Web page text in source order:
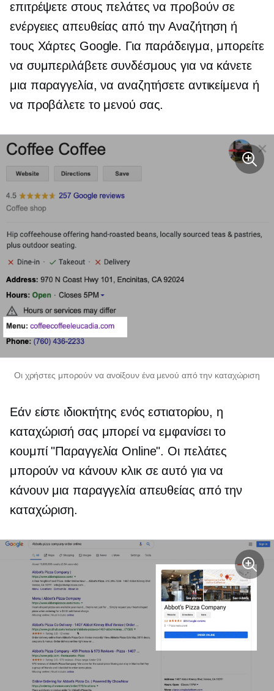
επιτρέψετε στους πελάτες να προβούν σε
ενέργειες απευθείας από την Αναζήτηση ή
τους Χάρτες Google. Για παράδειγμα, μπορείτε
να συμπεριλάβετε συνδέσμους για να κάνετε
μια παραγγελία, να αναζητήσετε αντικείμενα ή
να προβάλετε το μενού σας.
Οι χρήστες μπορούν να ανοίξουν ένα μενού από την καταχώριση
Εάν είστε ιδιοκτήτης ενός εστιατορίου, η
καταχώρισή σας μπορεί να εμφανίσει το
κουμπί "Παραγγελία Online". Οι πελάτες
μπορούν να κάνουν κλικ σε αυτό για να
κάνουν μια παραγγελία απευθείας από την
καταχώριση.